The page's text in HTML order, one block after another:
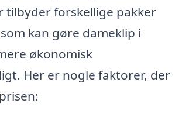
tilbyder forskellige pakker
kan gøre dameklip i
økonomisk
Her er nogle faktorer, der